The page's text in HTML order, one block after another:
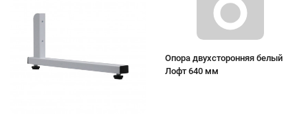
Опора двухсторонняя белый
Лофт 640 мм